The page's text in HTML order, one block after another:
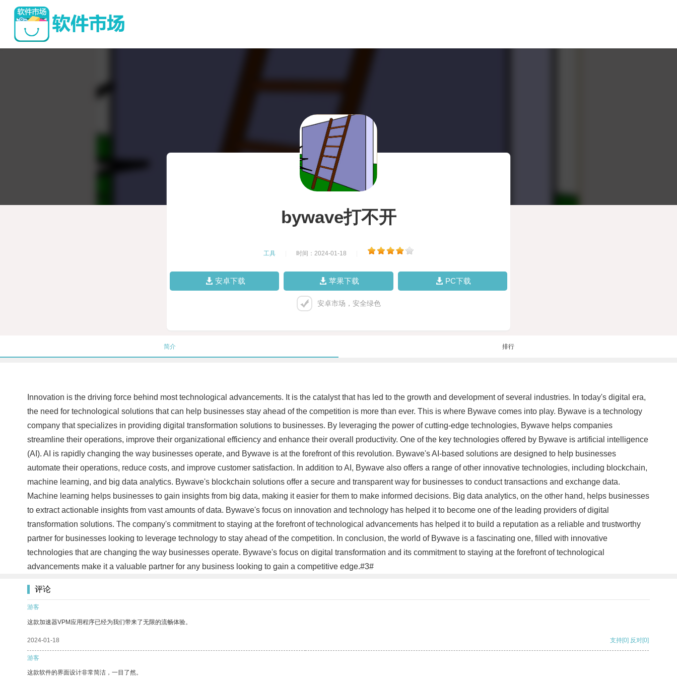
bywave打不开
工具 时间：2024-01-18
安卓下载 苹果下载 PC下载
安卓市场，安全绿色
简介 排行
Innovation is the driving force behind most technological advancements. It is the catalyst that has led to the growth and development of several industries. In today's digital era,
the need for technological solutions that can help businesses stay ahead of the competition is more than ever. This is where Bywave comes into play. Bywave is a technology
company that specializes in providing digital transformation solutions to businesses. By leveraging the power of cutting-edge technologies, Bywave helps companies
streamline their operations, improve their organizational efficiency and enhance their overall productivity. One of the key technologies offered by Bywave is artificial intelligence
(AI). AI is rapidly changing the way businesses operate, and Bywave is at the forefront of this revolution. Bywave's AI-based solutions are designed to help businesses
automate their operations, reduce costs, and improve customer satisfaction. In addition to AI, Bywave also offers a range of other innovative technologies, including blockchain,
machine learning, and big data analytics. Bywave's blockchain solutions offer a secure and transparent way for businesses to conduct transactions and exchange data.
Machine learning helps businesses to gain insights from big data, making it easier for them to make informed decisions. Big data analytics, on the other hand, helps businesses
to extract actionable insights from vast amounts of data. Bywave's focus on innovation and technology has helped it to become one of the leading providers of digital
transformation solutions. The company's commitment to staying at the forefront of technological advancements has helped it to build a reputation as a reliable and trustworthy
partner for businesses looking to leverage technology to stay ahead of the competition. In conclusion, the world of Bywave is a fascinating one, filled with innovative
technologies that are changing the way businesses operate. Bywave's focus on digital transformation and its commitment to staying at the forefront of technological
advancements make it a valuable partner for any business looking to gain a competitive edge.#3#
评论
游客
这款加速器VPM应用程序已经为我们带来了无限的流畅体验。
2024-01-18 支持[0] 反对[0]
游客
这款软件的界面设计非常简洁，一目了然。